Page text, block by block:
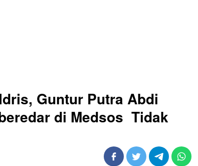
Guntur Putra Abdi
di Medsos Tidak